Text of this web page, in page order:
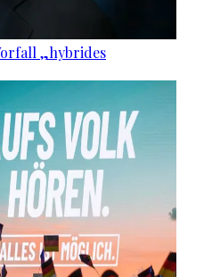
„hybrides